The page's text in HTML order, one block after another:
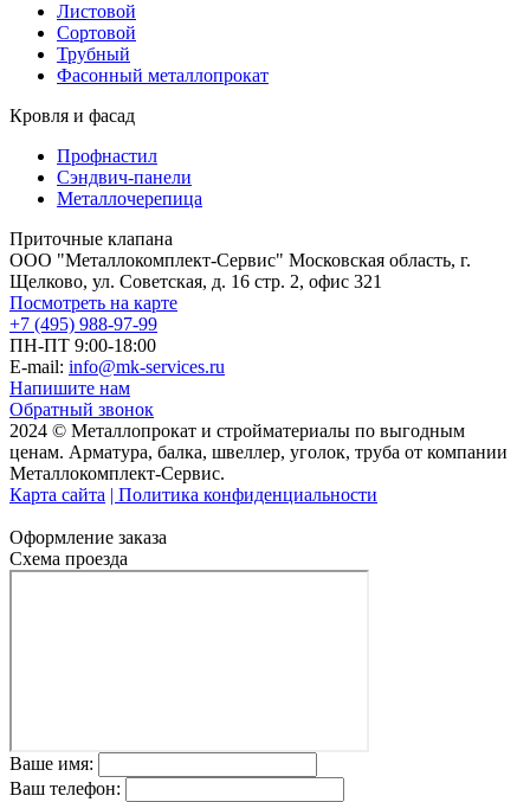
Листовой
Сортовой
Трубный
Фасонный металлопрокат
Кровля и фасад
Профнастил
Сэндвич-панели
Металлочерепица
Приточные клапана
ООО "Металлокомплект-Сервис" Московская область, г.
Щелково, ул. Советская, д. 16 стр. 2, офис 321
Посмотреть на карте
+7 (495) 988-97-99
ПН-ПТ 9:00-18:00
E-mail: info@mk-services.ru
Напишите нам
Обратный звонок
2024 © Металлопрокат и стройматериалы по выгодным
ценам. Арматура, балка, швеллер, уголок, труба от компании
Металлокомплект-Сервис.
Карта сайта | Политика конфиденциальности
Оформление заказа
Схема проезда
Ваше имя:
Ваш телефон: